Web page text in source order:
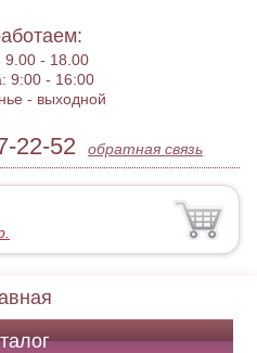
9.00 - 18.00
9:00 - 16:00
- выходной
22-52 обратная связь